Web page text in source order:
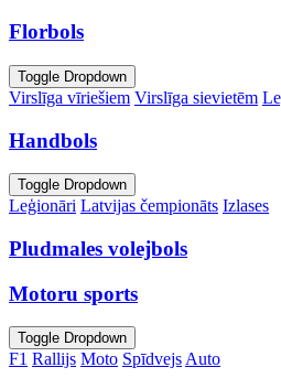
Florbols
Toggle Dropdown
Virslīga vīriešiem Virslīga sievietēm
Handbols
Toggle Dropdown
Leģionāri Latvijas čempionāts Izlases
Pludmales volejbols
Motoru sports
Toggle Dropdown
F1 Rallijs Moto SpīdvejsAuto